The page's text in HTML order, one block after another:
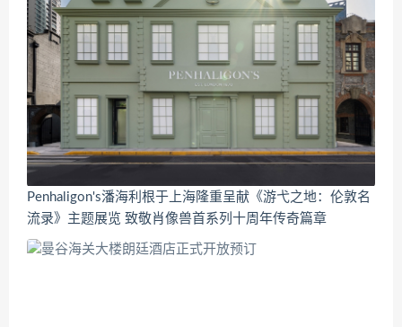
Penhaligon's潘海利根于上海隆重呈献《游弋之地：伦敦名
流录》主题展览 致敬肖像兽首系列十周年传奇篇章